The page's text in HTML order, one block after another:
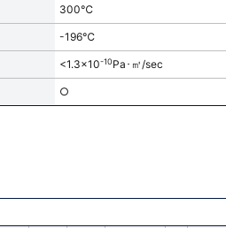
300℃
-196℃
<1.3x10-10Pa･㎥/sec
○